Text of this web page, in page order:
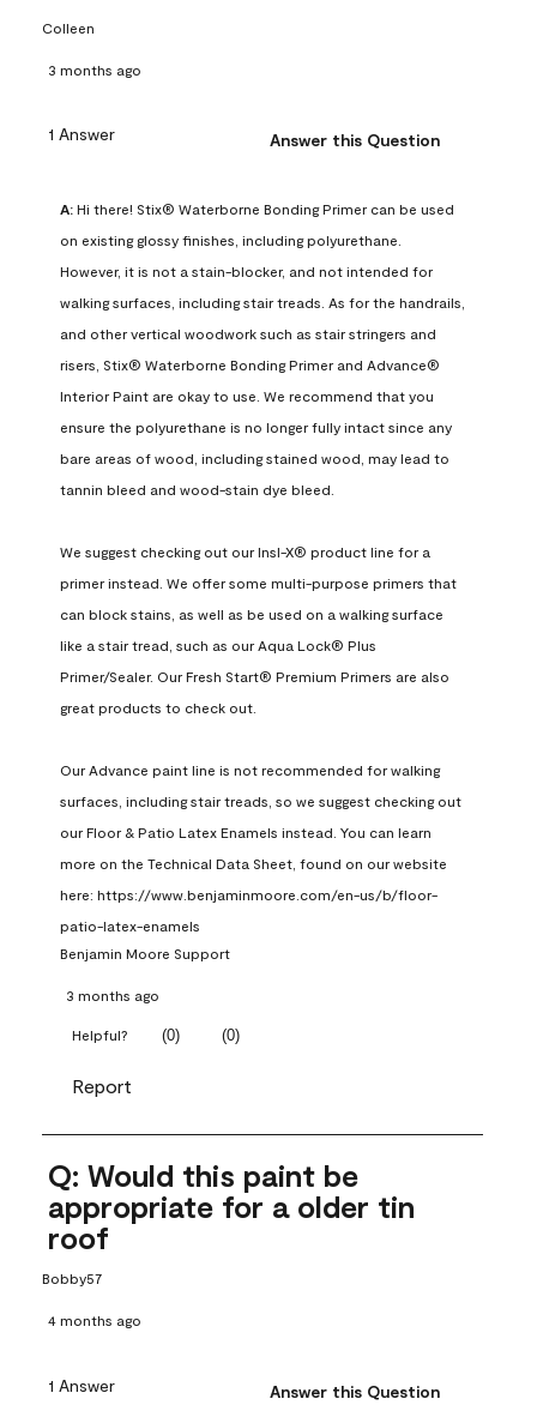
Colleen
3 months ago
1 Answer Answer this Question
A: Hi there! Stix® Waterborne Bonding Primer can be used
on existing glossy finishes, including polyurethane.
However, it is not a stain-blocker, and not intended for
walking surfaces, including stair treads. As for the handrails,
and other vertical woodwork such as stair stringers and
risers, Stix® Waterborne Bonding Primer and Advance®
Interior Paint are okay to use. We recommend that you
ensure the polyurethane is no longer fully intact since any
bare areas of wood, including stained wood, may lead to
tannin bleed and wood-stain dye bleed.
We suggest checking out our Insl-X® product line for a
primer instead. We offer some multi-purpose primers that
can block stains, as well as be used on a walking surface
like a stair tread, such as our Aqua Lock® Plus
Primer/Sealer. Our Fresh Start® Premium Primers are also
great products to check out.
Our Advance paint line is not recommended for walking
surfaces, including stair treads, so we suggest checking out
our Floor & Patio Latex Enamels instead. You can learn
more on the Technical Data Sheet, found on our website
here: https://www.benjaminmoore.com/en-us/b/floor-
patio-latex-enamels
Benjamin Moore Support
3 months ago
Helpful? (0) (0)
Report
Q: Would this paint be
appropriate for a older tin
roof
Bobby57
4 months ago
1 Answer Answer this Question